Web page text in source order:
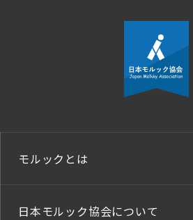
モルックとは
日本モルック協会について